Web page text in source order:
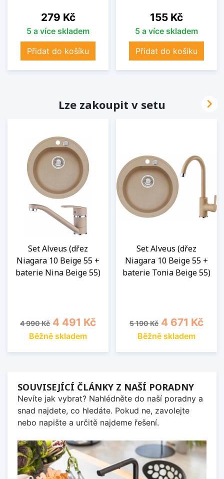
Cena
279 Kč
5 a více skladem
Přidat do košíku
Cena
155 Kč
5 a více skladem
Přidat do košíku
Lze zakoupit v setu
Set Alveus (dřez
Niagara 10 Beige 55 +
baterie Nina Beige 55)
Běžná cena
4 990 Kč Cena
4 491 Kč
Běžně skladem
Set Alveus (dřez
Niagara 10 Beige 55 +
baterie Tonia Beige 55)
Běžná cena
5 190 Kč Cena
4 671 Kč
Běžně skladem

SOUVISEJÍCÍ ČLÁNKY Z NAŠÍ PORADNY
Nevíte jak vybrat? Nahlédněte do naší poradny a
snad najdete, co hledáte. Pokud ne, zavolejte
nebo napište a určitě najdeme řešení.